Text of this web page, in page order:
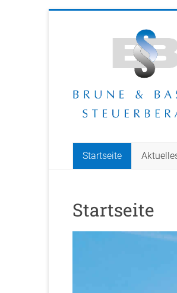
Brune
und
Bastian
GbR
Startseite
Startseite